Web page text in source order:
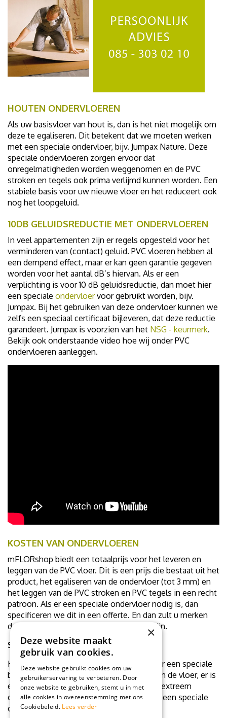
HOUTEN ONDERVLOEREN
Als uw basisvloer van hout is, dan is het niet mogelijk om
deze te egaliseren. Dit betekent dat we moeten werken
met een speciale ondervloer, bijv. Jumpax Nature. Deze
speciale ondervloeren zorgen ervoor dat
onregelmatigheden worden weggenomen en de PVC
stroken en tegels ook prima verlijmd kunnen worden. Een
stabiele basis voor uw nieuwe vloer en het reduceert ook
nog het loopgeluid.
10DB GELUIDSREDUCTIE MET ONDERVLOEREN
In veel appartementen zijn er regels opgesteld voor het
verminderen van (contact) geluid. PVC vloeren hebben al
een dempend effect, maar er kan geen garantie gegeven
worden voor het aantal dB’s hiervan. Als er een
verplichting is voor 10 dB geluidsreductie, dan moet hier
een speciale ondervloervoor gebruikt worden, bijv.
Jumpax. Bij het gebruiken van deze ondervloer kunnen we
zelfs een speciaal certificaat bijleveren, dat deze reductie
garandeert. Jumpax is voorzien van het NSG - keurmerk.
Bekijk ook onderstaande video hoe wij onder PVC
ondervloeren aanleggen.
KOSTEN VAN ONDERVLOEREN
mFLORshop biedt een totaalprijs voor het leveren en
leggen van de PVC vloer. Dit is een prijs die bestaat uit het
product, het egaliseren van de ondervloer (tot 3 mm) en
het leggen van de PVC stroken en PVC tegels in een recht
patroon. Als er een speciale ondervloer nodig is, dan
specificeren we dit in een offerte. En dan zult u merken
dat we nog steeds zeer scherp geprijsd zijn.
Speciale wensen / vragen
Het is natuurlijk mogelijk dat de ondervloer een speciale
behandeling nodig heeft: u heeft sleuven in de vloer, er is
een groot verloop in de vloer, u heeft een extreem
onregelmatige ondervloer etc. Of er ligt al een speciale
ondervloer die u wilt gebruiken.
×
Deze website maakt
gebruik van cookies.
Deze website gebruikt cookies om uw
gebruikerservaring te verbeteren. Door
onze website te gebruiken, stemt u in met
alle cookies in overeenstemming met ons
Cookiebeleid. Lees verder